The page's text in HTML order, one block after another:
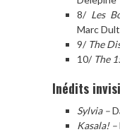
8/ Les
Marc
9/ The
10/ The
Inédits
Sylvia –
Kasala! –